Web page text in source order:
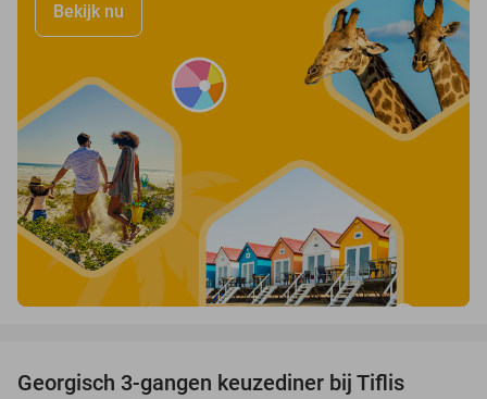
Bekijk nu
Georgisch 3-gangen keuzediner bij Tiflis